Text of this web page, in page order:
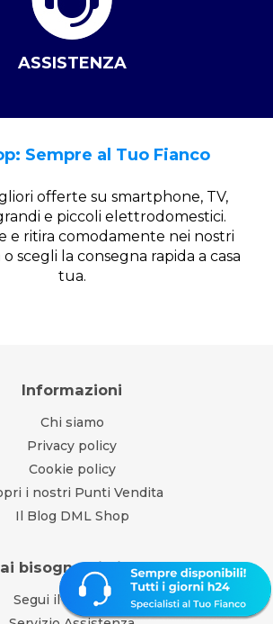
ASSISTENZA
Sempre al Tuo Fianco
offerte su smartphone, TV,
e piccoli elettrodomestici.
e ritira comodamente nei nostri
scegli la consegna rapida a casa
tua.
Informazioni
Chi siamo
Privacy policy
Cookie policy
i nostri Punti Vendita
Il Blog DML Shop
bisogno di aiuto?
Segui il tuo ordine